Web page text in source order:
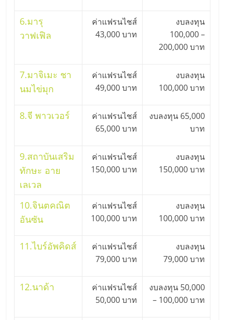
6.มารุ
วาฟเฟิล
ค่าแฟรนไชส์
43,000 บาท
งบลงทุน
100,000 –
200,000 บาท
7.มาจิเมะ ชา
นมไข่มุก
ค่าแฟรนไชส์
49,000 บาท
งบลงทุน
100,000 บาท
8.จี พาวเวอร์
ค่าแฟรนไชส์
65,000 บาท
งบลงทุน 65,000
บาท
9.สถาบันเสริม
ทักษะ อาย
เลเวล
ค่าแฟรนไชส์
150,000 บาท
งบลงทุน
150,000 บาท
10.จินตคณิต
อันซัน
ค่าแฟรนไชส์
100,000 บาท
งบลงทุน
100,000 บาท
11.ไบร์อัพคิดส์
ค่าแฟรนไชส์
79,000 บาท
งบลงทุน
79,000 บาท
12.นาด้า
ค่าแฟรนไชส์
50,000 บาท
งบลงทุน 50,000
– 100,000 บาท